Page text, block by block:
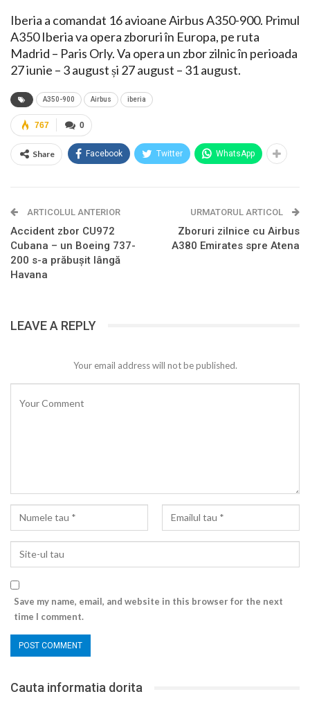
Iberia a comandat 16 avioane Airbus A350-900. Primul
A350 Iberia va opera zboruri în Europa, pe ruta
Madrid – Paris Orly. Va opera un zbor zilnic în perioada
27 iunie – 3 august și 27 august – 31 august.
A350-900 Airbus iberia
0
767
Share Facebook Twitter WhatsApp
ARTICOLUL ANTERIOR
Accident zbor CU972
Cubana – un Boeing 737-
200 s-a prăbușit lângă
Havana
URMATORUL ARTICOL
Zboruri zilnice cu Airbus
A380 Emirates spre Atena
LEAVE A REPLY
Your email address will not be published.
Save my name, email, and website in this browser for the next
time I comment.
Cauta informatia dorita